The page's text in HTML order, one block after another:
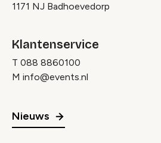
1171 NJ Badhoevedorp
Klantenservice
T 088 8860100
M info@events.nl
Nieuws